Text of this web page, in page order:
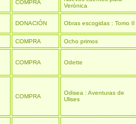
COMPRA
Verónica
DONACIÓN Obras escogidas : Tomo II
COMPRA Ocho primos
COMPRA Odette
COMPRA
Odisea : Aventuras de
Ulises